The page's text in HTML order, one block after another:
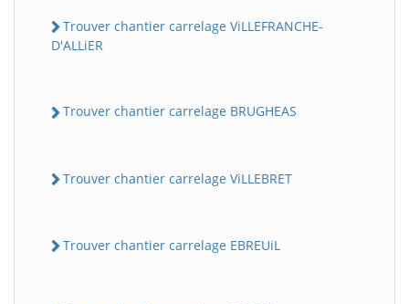
Trouver chantier carrelage ViLLEFRANCHE-
D'ALLiER
Trouver chantier carrelage BRUGHEAS
Trouver chantier carrelage ViLLEBRET
Trouver chantier carrelage EBREUiL